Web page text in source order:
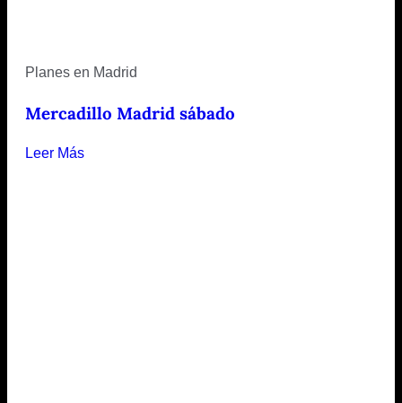
Planes en Madrid
Mercadillo Madrid sábado
Leer Más